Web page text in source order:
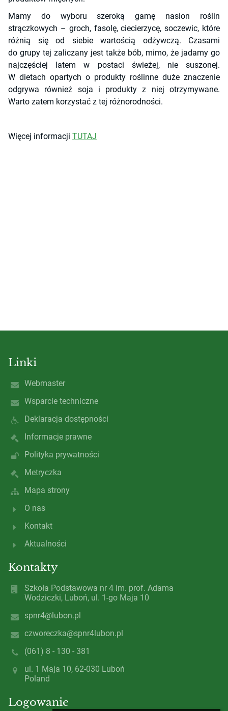
Mamy do wyboru szeroką gamę nasion roślin
strączkowych – groch, fasolę, ciecierzycę, soczewic, które
różnią się od siebie wartością odżywczą. Czasami
do grupy tej zaliczany jest także bób, mimo, że jadamy go
najczęściej latem w postaci świeżej, nie suszonej.
W dietach opartych o produkty roślinne duże znaczenie
odgrywa również soja i produkty z niej otrzymywane.
Warto zatem korzystać z tej różnorodności.
Więcej informacji TUTAJ
Linki
Webmaster
Wsparcie techniczne
Deklaracja dostępności
Informacje prawne
Polityka prywatności
Metryczka
Mapa strony
O nas
Kontakt
Aktualności
Kontakty
Szkoła Podstawowa nr 4 im. prof. Adama
Wodziczki, Luboń, ul. 1-go Maja 10
spnr4@lubon.pl
czworeczka@spnr4lubon.pl
(061) 8 - 130 - 381
ul. 1 Maja 10, 62-030 Luboń
Poland
Logowanie